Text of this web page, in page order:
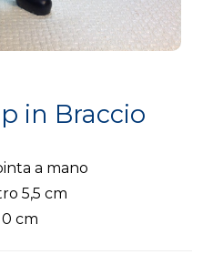
in Braccio
a mano
5,5 cm
cm